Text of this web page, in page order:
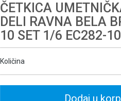
ČETKICA
DELI RAVNA BELA
10 SET 1/6 EC282-10
Količina
Dodaj u